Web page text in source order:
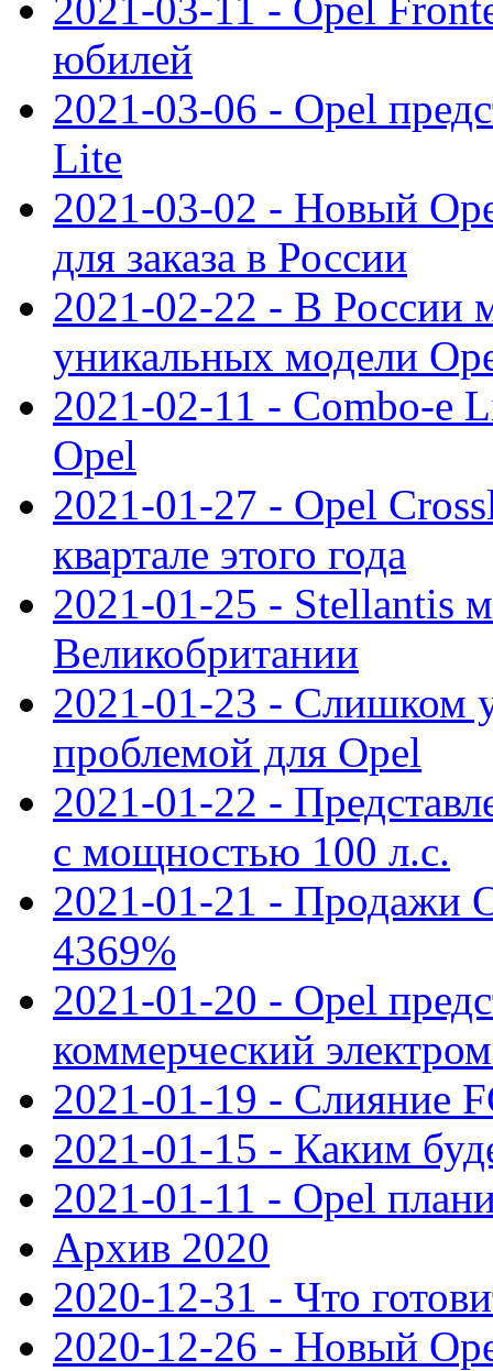
юбилей
2021-03-06 - Opel
Lite
2021-03-02 - Новый
для заказа в России
2021-02-22 - В России
уникальных модели
2021-02-11 - Combo-e
Opel
2021-01-27 - Opel
квартале этого года
2021-01-25 - Stellantis
Великобритании
2021-01-23 - Слишком
проблемой для Opel
2021-01-22 -
с мощностью 100 л.с.
2021-01-21 - Продажи
4369%
2021-01-20 - Opel
коммерческий
2021-01-19 - Слияние
2021-01-15 - Каким
2021-01-11 - Opel
Архив 2020
2020-12-31 - Что
2020-12-26 - Новый